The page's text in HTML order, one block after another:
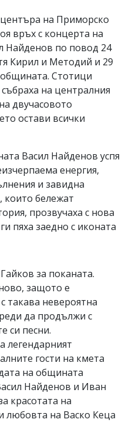
на Приморско
връх с концерта на
Найденов по повод 24
Кирил и Методий и 29
Стотици
на централния
двучасовото
остави всички
Васил Найденов успя
енергия,
и завидна
които бележат
прозвучаха с нова
пяха заедно с иконата
за поканата.
защото е
такава невероятна
да продължи с
си песни.
легендарният
гости на кмета
на общината
Найденов и Иван
красотата на
любовта на Васко Кеца